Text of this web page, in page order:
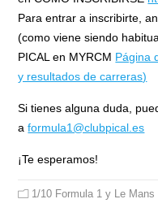
Para entrar a inscribirte,
(como viene siendo
PICAL en MYRCM Página
y resultados de carreras)
Si tienes alguna duda,
aformula1@clubpical.es
¡Te esperamos!
1/10 Formula 1 y Le Mans